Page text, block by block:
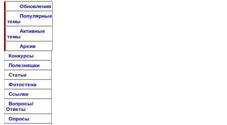
Обновления
Популярные
темы
Активные
темы
Архив
Конкурсы
Полезняшки
Статьи
Фотостена
Ссылки
Вопросы/
Ответы
Опросы